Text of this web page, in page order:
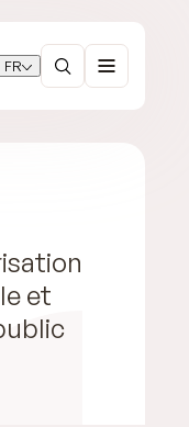
FR
et